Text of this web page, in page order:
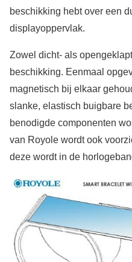
beschikking hebt over een
displayoppervlak.
Zowel dicht- als
beschikking. Eenmaal
magnetisch bij elkaar
slanke, elastisch buigbare
benodigde componenten
van Royole wordt ook
deze wordt in de